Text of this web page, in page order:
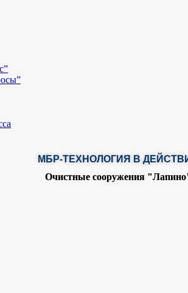
МБР-ТЕХНОЛОГИЯ В
Очистные сооружения